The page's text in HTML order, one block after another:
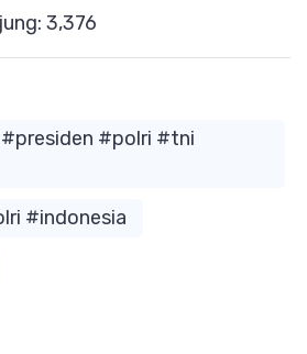
3,376
#polri #tni
#indonesia